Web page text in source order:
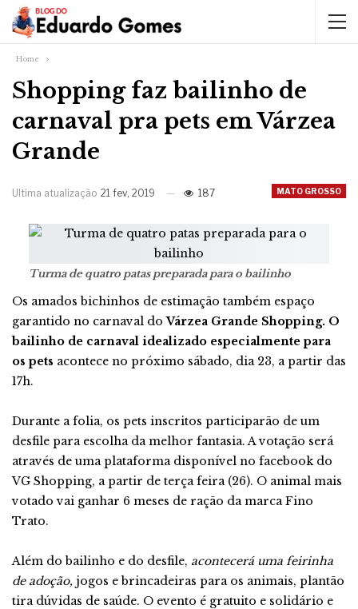
Home
Shopping faz bailinho de
carnaval pra pets em Várzea
Grande
MATO GROSSO
Ultima atualização 21 fev, 2019 187
Turma de quatro patas preparada para o bailinho
Os amados bichinhos de estimação também espaço
garantido no carnaval doVárzea Grande Shopping. O
bailinho de carnaval idealizado especialmente para
os pets acontece no próximo sábado, dia 23, a partir das
17h.
Durante a folia, os pets inscritos participarão de um
desfile para escolha da melhor fantasia. A votação será
através de uma plataforma disponível no facebook do
VG Shopping, a partir de terça feira (26). O animal mais
votado vai ganhar 6 meses de ração da marca Fino
Trato.
Além do bailinho e do desfile, acontecerá uma feirinha
de adoção, jogos e brincadeiras para os animais, plantão
tira dúvidas de saúde. O evento é gratuito e solidário e